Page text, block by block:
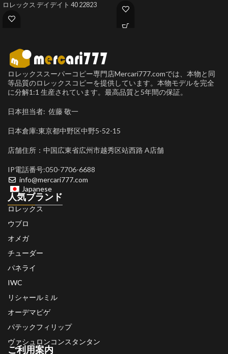
ロレックス デイデイト 40 22823
ロレックススーパーコピー専門店Mercari777.comでは、本物と同
等品質のロレックスコピーを提供しています。本物モデルを完全
に分解1:1 生産されています。最高品質と5年間の保証。
日本担当者: 佐藤 敬一
日本倉庫:東京都中野区中野5-52-15
店舗住所：中国広東省広州市越秀区站西路 A店舗
IP電話番号:050-7706-6688
info@mercari777.com
Japanese
人気ブランド
ロレックス
ウブロ
オメガ
チューダー
パネライ
IWC
リシャールミル
オーデマピゲ
パテックフィリップ
ヴァシュロンコンスタンタン
ご利用案内